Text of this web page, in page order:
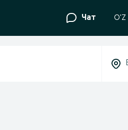
Чат O'Z